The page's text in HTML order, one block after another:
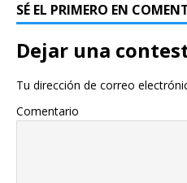
SÉ EL PRIMERO EN
Dejar una
Tu dirección de correo
Comentario